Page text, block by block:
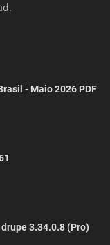
- Maio 2026 PDF
3.34.0.8 (Pro)